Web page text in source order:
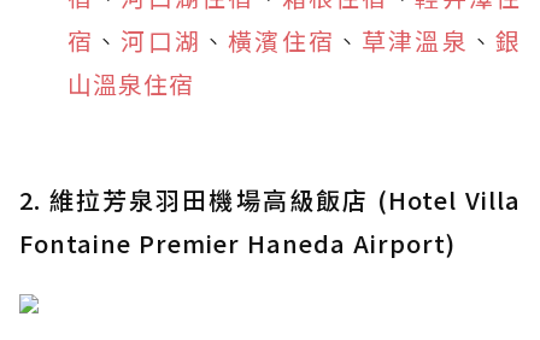
宿 、 河口湖 、橫濱住宿 、 草津溫泉 、 銀
山溫泉住宿
2. 維拉芳泉羽田機場高級飯店 (Hotel Villa
Fontaine Premier Haneda Airport)